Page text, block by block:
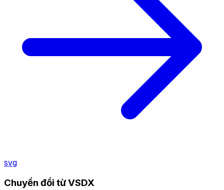
svg
Chuyển đổi từ VSDX